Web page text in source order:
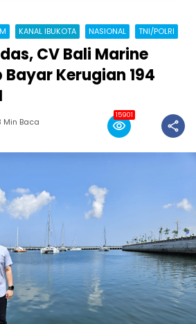
KANAL IBUKOTA NASIONAL TNI/POLRI
CV Bali Marine
Kerugian 194
Min Baca
15901